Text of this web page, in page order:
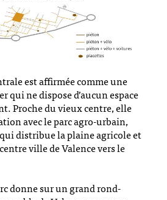
est affirmée comme une
qui ne dispose d’aucun espace
Proche du vieux centre, elle
avec le parc agro-urbain,
distribue la plaine agricole et
ville de Valence vers le
donne sur un grand rond-